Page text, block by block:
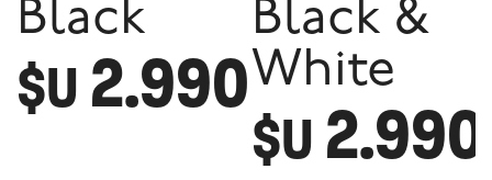
Black
$U 2.990
Black &
White
$U 2.990